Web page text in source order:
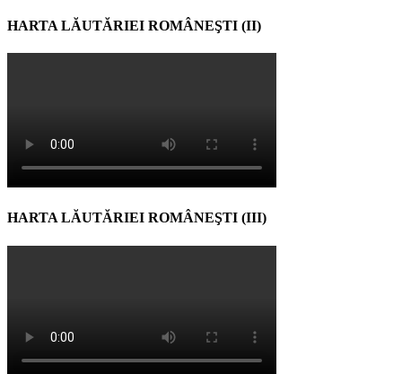
HARTA LĂUTĂRIEI ROMÂNEŞTI (II)
HARTA LĂUTĂRIEI ROMÂNEŞTI (III)